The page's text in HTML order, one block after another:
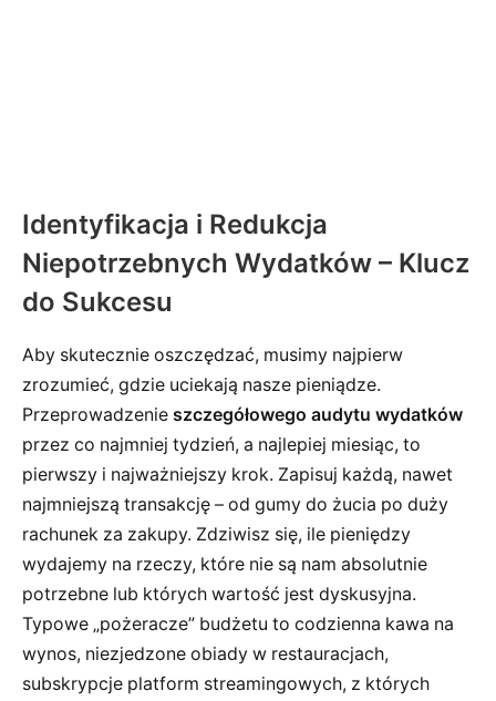
Identyfikacja i Redukcja
Niepotrzebnych Wydatków – Klucz
do Sukcesu
Aby skutecznie oszczędzać, musimy najpierw
zrozumieć, gdzie uciekają nasze pieniądze.
Przeprowadzenie szczegółowego audytu wydatków
przez co najmniej tydzień, a najlepiej miesiąc, to
pierwszy i najważniejszy krok. Zapisuj każdą, nawet
najmniejszą transakcję – od gumy do żucia po duży
rachunek za zakupy. Zdziwisz się, ile pieniędzy
wydajemy na rzeczy, które nie są nam absolutnie
potrzebne lub których wartość jest dyskusyjna.
Typowe „pożeracze” budżetu to codzienna kawa na
wynos, niezjedzone obiady w restauracjach,
subskrypcje platform streamingowych, z których